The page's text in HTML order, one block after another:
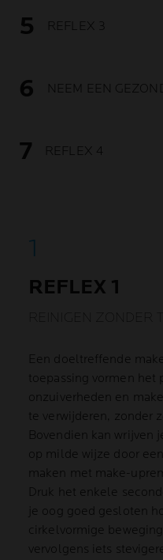
REFLEX 3
NEEM EEN
REFLEX 4
REFLEX 1
Een doeltreffende
toepassing vormen het
onzuiverheden en
te verwijderen, zonder
Bovendien kan wrijven
op milde wijze door
maken met make-
Druk het enkele
je oog goed gesloten
cirkelvormige
vervolgens iets